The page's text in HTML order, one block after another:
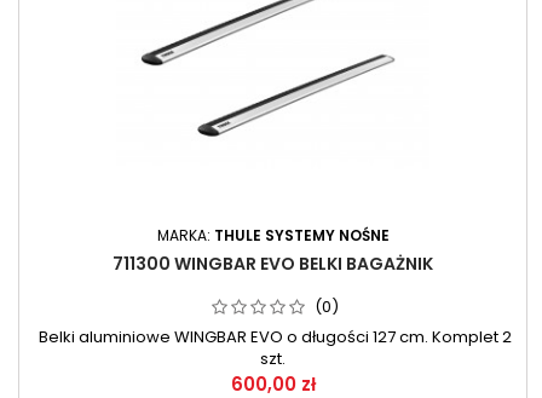
MARKA: THULE SYSTEMY NOŚNE
711300 WINGBAR EVO BELKI BAGAŻNIK
(0)
Belki aluminiowe WINGBAR EVO o długości 127 cm. Komplet 2
szt.
600,00 zł